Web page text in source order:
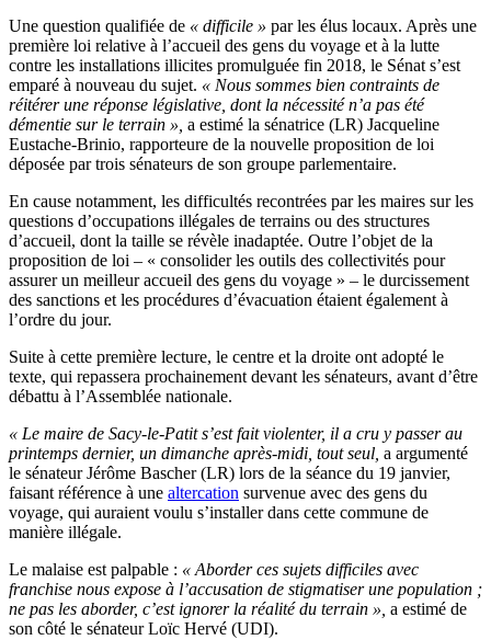
Une question qualifiée de « difficile » par les élus locaux. Après une
première loi relative à l’accueil des gens du voyage et à la lutte
contre les installations illicites promulguée fin 2018, le Sénat s’est
emparé à nouveau du sujet. « Nous sommes bien contraints de
réitérer une réponse législative, dont la nécessité n’a pas été
démentie sur le terrain », a estimé la sénatrice (LR) Jacqueline
Eustache-Brinio, rapporteure de la nouvelle proposition de loi
déposée par trois sénateurs de son groupe parlementaire.
En cause notamment, les difficultés recontrées par les maires sur les
questions d’occupations illégales de terrains ou des structures
d’accueil, dont la taille se révèle inadaptée. Outre l’objet de la
proposition de loi – « consolider les outils des collectivités pour
assurer un meilleur accueil des gens du voyage » – le durcissement
des sanctions et les procédures d’évacuation étaient également à
l’ordre du jour.
Suite à cette première lecture, le centre et la droite ont adopté le
texte, qui repassera prochainement devant les sénateurs, avant d’être
débattu à l’Assemblée nationale.
« Le maire de Sacy-le-Patit s’est fait violenter, il a cru y passer au
printemps dernier, un dimanche après-midi, tout seul, a argumenté
le sénateur Jérôme Bascher (LR) lors de la séance du 19 janvier,
faisant référence à une altercation survenue avec des gens du
voyage, qui auraient voulu s’installer dans cette commune de
manière illégale.
Le malaise est palpable : « Aborder ces sujets difficiles avec
franchise nous expose à l’accusation de stigmatiser une population ;
ne pas les aborder, c’est ignorer la réalité du terrain », a estimé de
son côté le sénateur Loïc Hervé (UDI).